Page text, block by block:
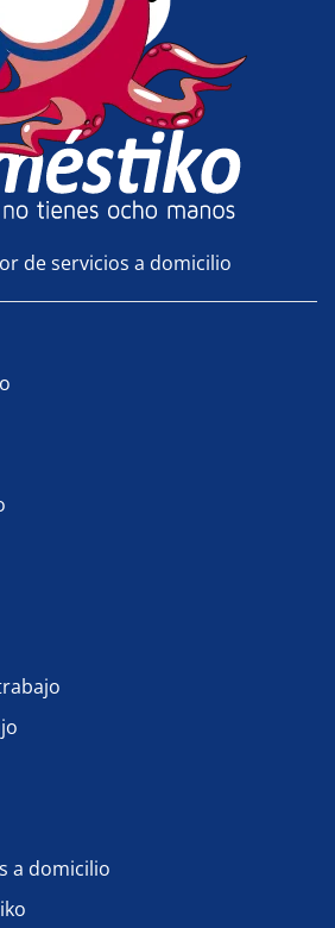
de servicios a domicilio
a domicilio